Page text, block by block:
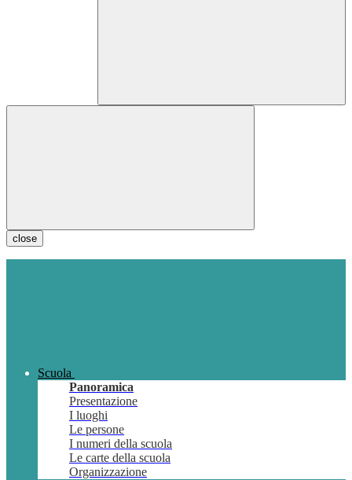
close
Scuola
Panoramica
Presentazione
I luoghi
Le persone
I numeri della scuola
Le carte della scuola
Organizzazione